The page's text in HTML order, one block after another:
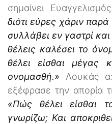
σημαίνει
διότι εύρες χάριν
συλλάβει εν γαστρί
θέλεις καλέσει το
θέλει είσθαι μέγας
ονομασθή.» Λουκάς
εξέφρασε την απορία
«Πώς θέλει είσθαι
γνωρίζω; Και